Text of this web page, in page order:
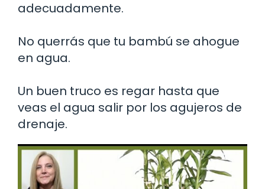
adecuadamente.
No querrás que tu bambú se ahogue
en agua.
Un buen truco es regar hasta que
veas el agua salir por los agujeros de
drenaje.